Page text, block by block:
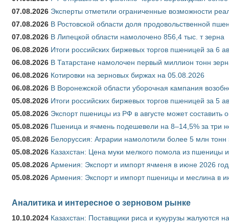
07.08.2026 Эксперты отметили ограниченные возможности
07.08.2026 В Ростовской области доля продовольственной
07.08.2026 В Липецкой области намолочено 856,4 тыс. т зерна
06.08.2026 Итоги российских биржевых торгов пшеницей за 6
06.08.2026 В Татарстане намолочен первый миллион тонн
06.08.2026 Котировки на зерновых биржах на 05.08.2026
06.08.2026 В Воронежской области уборочная кампания
05.08.2026 Итоги российских биржевых торгов пшеницей за 5
05.08.2026 Экспорт пшеницы из РФ в августе может составить
05.08.2026 Пшеница и ячмень подешевели на 8–14,5% за три
05.08.2026 Белоруссия: Аграрии намолотили более 5 млн тонн
05.08.2026 Казахстан: Цена муки мелкого помола из пшеницы
05.08.2026 Армения: Экспорт и импорт ячменя в июне 2026
05.08.2026 Армения: Экспорт и импорт пшеницы и меслина в
Аналитика и интересное о зерновом рынке
10.10.2024 Казахстан: Поставщики риса и кукурузы жалуются